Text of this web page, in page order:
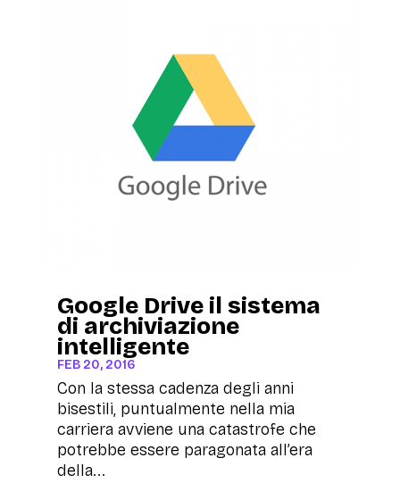
Google Drive il sistema
di archiviazione
intelligente
FEB 20, 2016
Con la stessa cadenza degli anni
bisestili, puntualmente nella mia
carriera avviene una catastrofe che
potrebbe essere paragonata all’era
della...